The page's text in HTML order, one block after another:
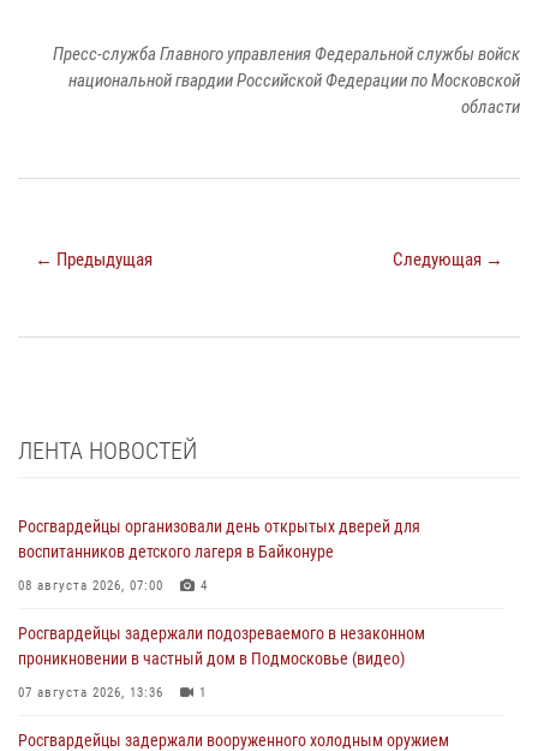
Пресс-служба Главного управления Федеральной службы войск
национальной гвардии Российской Федерации по Московской
области
← Предыдущая Следующая →
ЛЕНТА НОВОСТЕЙ
Росгвардейцы организовали день открытых дверей для
воспитанников детского лагеря в Байконуре
08 августа 2026, 07:00 4
Росгвардейцы задержали подозреваемого в незаконном
проникновении в частный дом в Подмосковье (видео)
07 августа 2026, 13:36 1
Росгвардейцы задержали вооруженного холодным оружием